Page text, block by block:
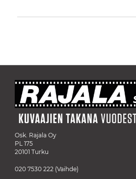
Osk. Rajala Oy
PL 175
20101 Turku
020 7530 222 (Vaihde)